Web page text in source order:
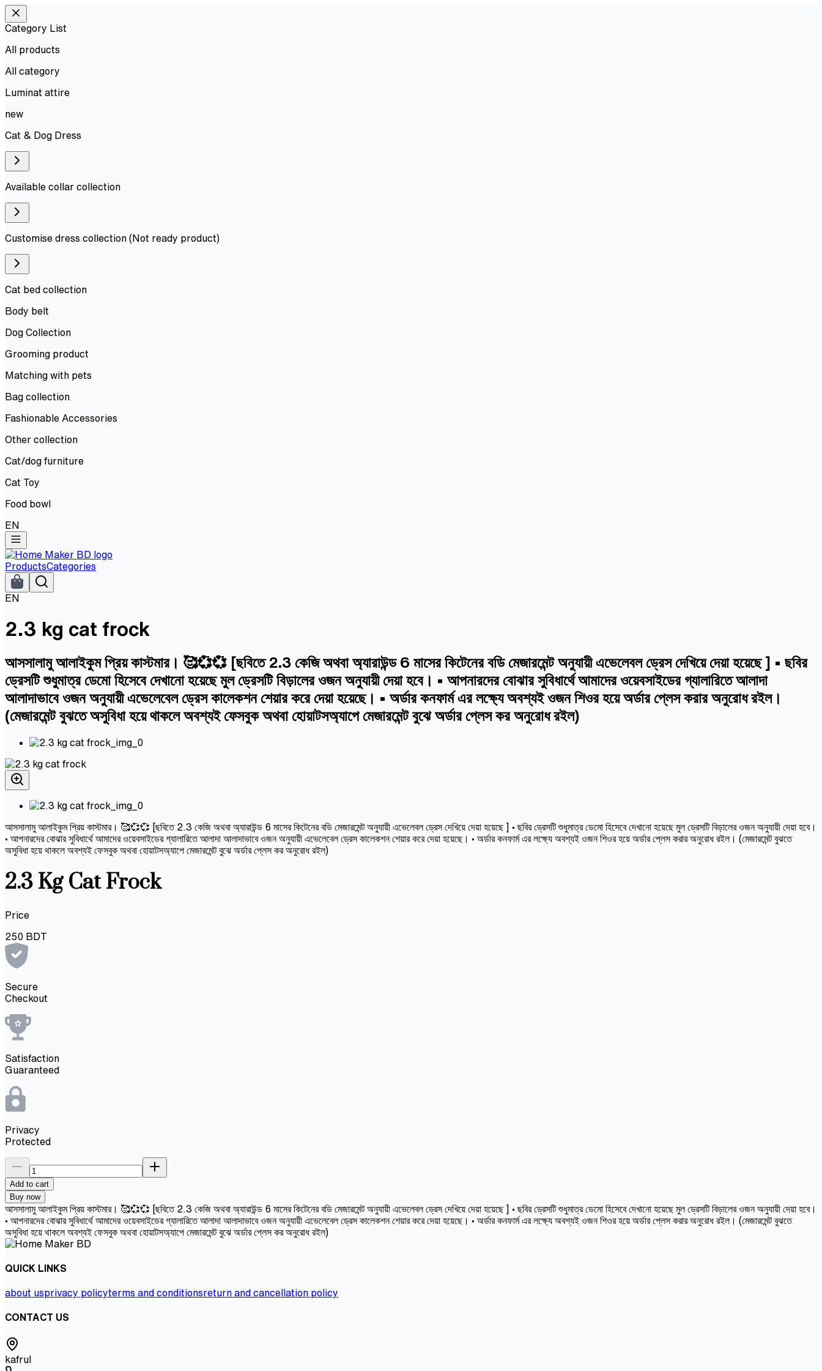
Category List
All products
All category
Luminat attire
new
Cat & Dog Dress
Available collar collection
Customise dress collection (Not ready product)
Cat bed collection
Body belt
Dog Collection
Grooming product
Matching with pets
Bag collection
Fashionable Accessories
Other collection
Cat/dog furniture
Cat Toy
Food bowl
EN
ProductsCategories
EN
2.3 kg cat frock
আসসালামু আলাইকুম প্রিয় কাস্টমার। 🥰💞💞 [ছবিতে 2.3 কেজি অথবা অ্যারাউন্ড 6 মাসের কিটেনের বডি মেজারমেন্ট অনুযায়ী এভেলেবল ড্রেস দেখিয়ে দেয়া হয়েছে ] • ছবির
ড্রেসটি শুধুমাত্র ডেমো হিসেবে দেখানো হয়েছে মুল ড্রেসটি বিড়ালের ওজন অনুযায়ী দেয়া হবে। • আপনারদের বোঝার সুবিধার্থে আমাদের ওয়েবসাইডের গ্যালারিতে আলাদা
আলাদাভাবে ওজন অনুযায়ী এভেলেবেল ড্রেস কালেকশন শেয়ার করে দেয়া হয়েছে। • অর্ডার কনফার্ম এর লক্ষ্যে অবশ্যই ওজন শিওর হয়ে অর্ডার প্লেস করার অনুরোধ রইল।
(মেজারমেন্ট বুঝতে অসুবিধা হয়ে থাকলে অবশ্যই ফেসবুক অথবা হোয়াটসঅ্যাপে মেজারমেন্ট বুঝে অর্ডার প্লেস কর অনুরোধ রইল)
আসসালামু আলাইকুম প্রিয় কাস্টমার। 🥰💞💞 [ছবিতে 2.3 কেজি অথবা অ্যারাউন্ড 6 মাসের কিটেনের বডি মেজারমেন্ট অনুযায়ী এভেলেবল ড্রেস দেখিয়ে দেয়া হয়েছে ] • ছবির ড্রেসটি শুধুমাত্র ডেমো হিসেবে দেখানো হয়েছে মুল ড্রেসটি বিড়ালের ওজন অনুযায়ী দেয়া হবে।
• আপনারদের বোঝার সুবিধার্থে আমাদের ওয়েবসাইডের গ্যালারিতে আলাদা আলাদাভাবে ওজন অনুযায়ী এভেলেবেল ড্রেস কালেকশন শেয়ার করে দেয়া হয়েছে। • অর্ডার কনফার্ম এর লক্ষ্যে অবশ্যই ওজন শিওর হয়ে অর্ডার প্লেস করার অনুরোধ রইল। (মেজারমেন্ট বুঝতে
অসুবিধা হয়ে থাকলে অবশ্যই ফেসবুক অথবা হোয়াটসঅ্যাপে মেজারমেন্ট বুঝে অর্ডার প্লেস কর অনুরোধ রইল)
2.3 Kg Cat Frock
Price
250 BDT
Secure
Checkout
Satisfaction
Guaranteed
Privacy
Protected
Add to cart
Buy now
আসসালামু আলাইকুম প্রিয় কাস্টমার। 🥰💞💞 [ছবিতে 2.3 কেজি অথবা অ্যারাউন্ড 6 মাসের কিটেনের বডি মেজারমেন্ট অনুযায়ী এভেলেবল ড্রেস দেখিয়ে দেয়া হয়েছে ] • ছবির ড্রেসটি শুধুমাত্র ডেমো হিসেবে দেখানো হয়েছে মুল ড্রেসটি বিড়ালের ওজন অনুযায়ী দেয়া হবে।
• আপনারদের বোঝার সুবিধার্থে আমাদের ওয়েবসাইডের গ্যালারিতে আলাদা আলাদাভাবে ওজন অনুযায়ী এভেলেবেল ড্রেস কালেকশন শেয়ার করে দেয়া হয়েছে। • অর্ডার কনফার্ম এর লক্ষ্যে অবশ্যই ওজন শিওর হয়ে অর্ডার প্লেস করার অনুরোধ রইল। (মেজারমেন্ট বুঝতে
অসুবিধা হয়ে থাকলে অবশ্যই ফেসবুক অথবা হোয়াটসঅ্যাপে মেজারমেন্ট বুঝে অর্ডার প্লেস কর অনুরোধ রইল)
QUICK LINKS
about usprivacy policyterms and conditionsreturn and cancellation policy
CONTACT US
kafrul